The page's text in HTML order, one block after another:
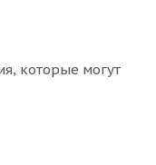
которые могут